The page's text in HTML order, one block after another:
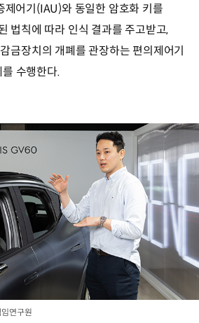
제어기(IAU)와 동일한 암호화 키를
법칙에 따라 인식 결과를 주고받고,
금장치의 개폐를 관장하는 편의제어기
수행한다.
연구원